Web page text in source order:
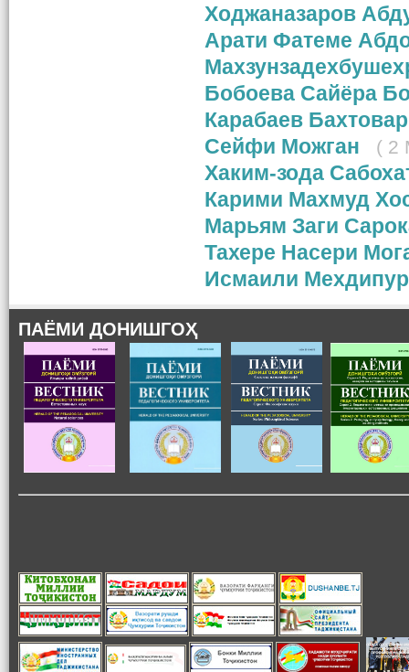
Ходжаназаров
Арати Фатеме
Бобоева Сайёра
Карабаев
Сейфи Можган
( 2
Хаким-зода
Карими Махмуд
Марьям Заги
Тахере Насери
Исмаили Мехдипур
ПАЁМИ ДОНИШГОҲ